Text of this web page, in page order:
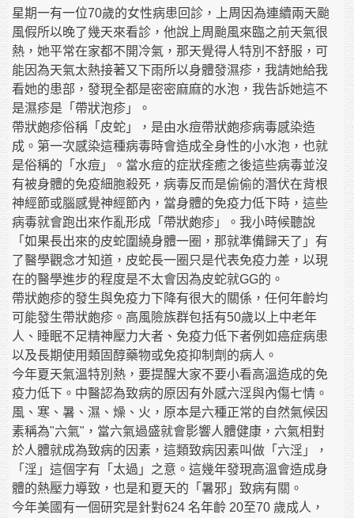
星期一有一位70歲的女性病患回診，上周因為連續兩天颱
風假所以晚了幾天來看診，他說上周颱風來臨之前天氣很
熱，她平常在家都不開冷氣，那天覺得人特別不舒服，可
能因為天氣太熱接著又下雨所以身體發濕疹，我請她給我
看她的患部，發現全都是密密麻麻的水泡，我告訴她這不
是濕疹是「帶狀泡疹」。
帶狀皰疹俗稱「皮蛇」，是由水痘帶狀皰疹病毒感染造
成。第一次感染這種病毒時會造成全身性的小水泡，也就
是俗稱的「水痘」。當水痘的症狀痊癒之後這些病毒並沒
有被身體的免疫細胞殺死，病毒反而是偷偷的潛伏在背根
神經節或腦感覺神經節內，當身體的免疫力低下時，這些
病毒就會跑出來作亂形成「帶狀皰疹」。我小時候聽說
「如果長出來的皮蛇圍繞身體一圈，那就準備歸天了」有
了醫學觀念才知道，皮蛇長一圈只是代表免疫力差，以現
在的醫學進步的程度是不太會因為皮蛇就GG的。
帶狀皰疹的發生與免疫力下降有很大的關係，任何年齡均
可能發生帶狀皰疹。高風險族群包括有50歲以上中老年
人、睡眠不足精神壓力大者、免疫力低下者例如癌症病患
以及長期使用類固醇藥物或免疫抑制劑的病人。
今年夏天氣溫特別熱，要提醒大家不要小看高溫造成的免
疫力低下。中醫認為致病的原因有外感六淫與內傷七情。
風、寒、暑、濕、燥、火，原本是六種正常的自然氣候因
素稱為"六氣"，當六氣過盛就會影響人體健康，六氣相對
於人體就成為致病的因素，這類致病因素叫做「六淫」，
「淫」這個字有「太過」之意。這幾年發現高溫會造成身
體的熱壓力導致，也是和夏天的「暑邪」致病有關。
今年美國有一個研究是針對624 名年齡 20至70 歲成人，